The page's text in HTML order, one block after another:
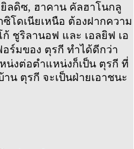
ลดิซ, ฮาคาน คัลฮาโนกลู
โดเนียเหนือ ต้องฝากความ
ชูริลานอฟ และ เอลยิฟ เอ
ร์มของ ตุรกี ทำได้ดีกว่า
น่งต่อตำแหน่งก็เป็น ตุรกี ที่
น ตุรกี จะเป็นฝ่ายเอาชนะ